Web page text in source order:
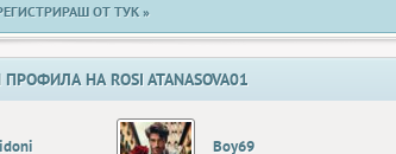
ОТ ТУК »
НА ROSI ATANASOVA01
Boy69